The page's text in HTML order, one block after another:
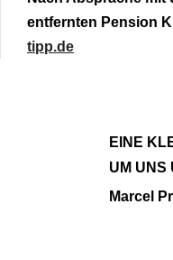
entfernten Pension
tipp.de
EINE
UM UNS
Marcel